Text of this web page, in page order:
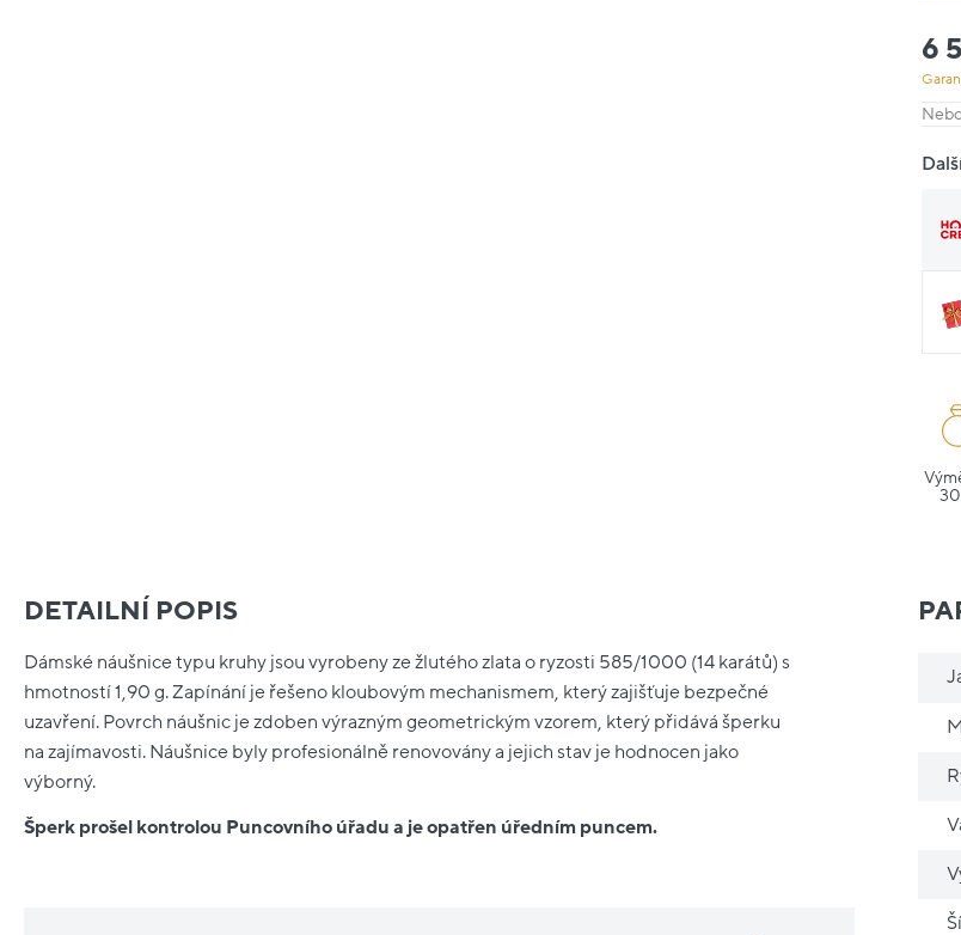
6
DETAILNÍ POPIS
Dámské náušnice typu kruhy jsou vyrobeny ze žlutého zlata o ryzosti 585/1000 (14 karátů) s
hmotností 1,90 g. Zapínání je řešeno kloubovým mechanismem, který zajišťuje bezpečné
uzavření. Povrch náušnic je zdoben výrazným geometrickým vzorem, který přidává šperku
na zajímavosti. Náušnice byly profesionálně renovovány a jejich stav je hodnocen jako
výborný.
Šperk prošel kontrolou Puncovního úřadu a je opatřen úředním puncem.